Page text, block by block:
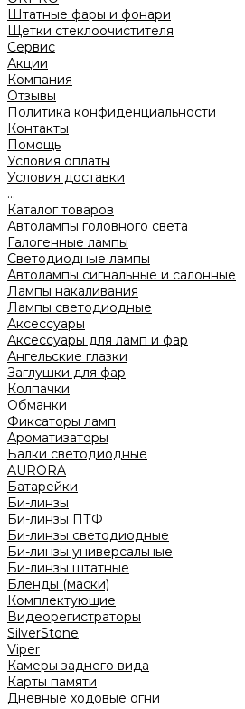
Штатные фары и фонари
Щетки стеклоочистителя
Сервис
Акции
Компания
Отзывы
Политика конфиденциальности
Контакты
Помощь
Условия оплаты
Условия доставки
...
Каталог товаров
Автолампы головного света
Галогенные лампы
Светодиодные лампы
Автолампы сигнальные и салонные
Лампы накаливания
Лампы светодиодные
Аксессуары
Аксессуары для ламп и фар
Ангельские глазки
Заглушки для фар
Колпачки
Обманки
Фиксаторы ламп
Ароматизаторы
Балки светодиодные
AURORA
Батарейки
Би-линзы
Би-линзы ПТФ
Би-линзы светодиодные
Би-линзы универсальные
Би-линзы штатные
Бленды (маски)
Комплектующие
Видеорегистраторы
SilverStone
Viper
Камеры заднего вида
Карты памяти
Дневные ходовые огни